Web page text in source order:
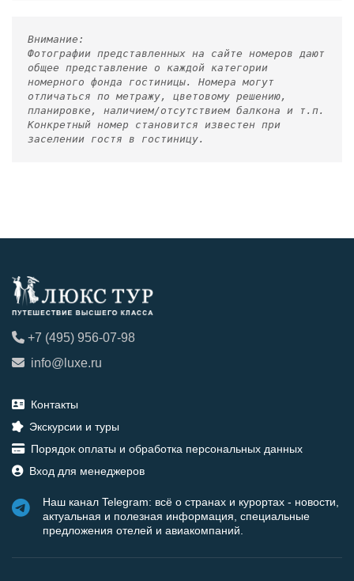
Внимание:
Фотографии представленных на сайте номеров дают
общее представление о каждой категории
номерного фонда гостиницы. Номера могут
отличаться по метражу, цветовому решению,
планировке, наличием/отсутствием балкона и т.п.
Конкретный номер становится известен при
заселении гостя в гостиницу.
+7 (495) 956-07-98
info@luxe.ru
Контакты
Экскурсии и туры
Порядок оплаты и обработка персональных данных
Вход для менеджеров
Наш канал Telegram: всё о странах и курортах - новости,
актуальная и полезная информация, специальные
предложения отелей и авиакомпаний.